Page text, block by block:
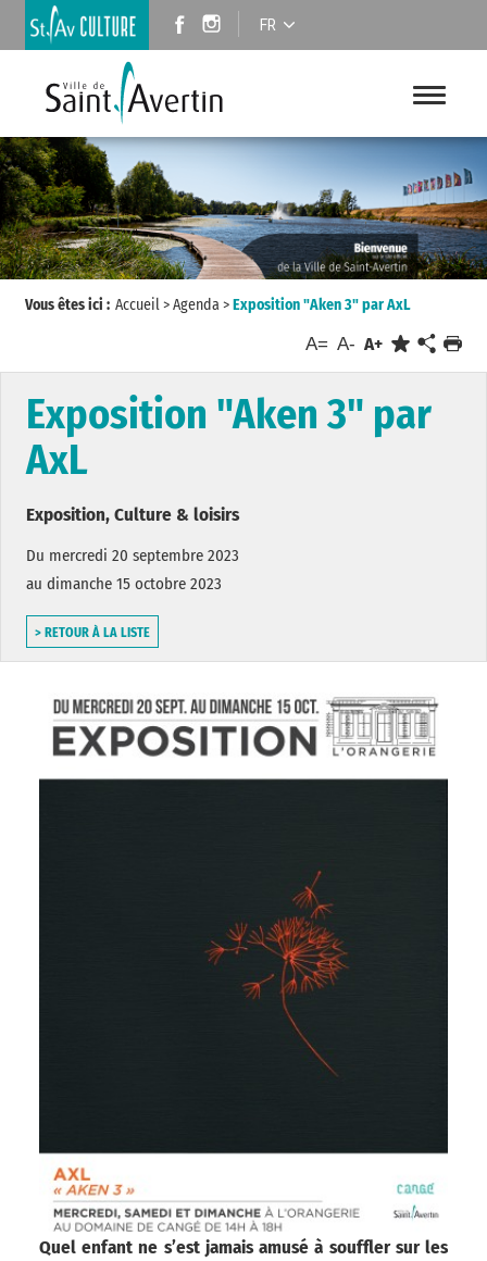
FR
Vous êtes ici : Accueil>Agenda>Exposition "Aken 3" par AxL
A= A- A+
Exposition "Aken 3" par
AxL
Exposition, Culture & loisirs
Du mercredi 20 septembre 2023
au dimanche 15 octobre 2023
> RETOUR À LA LISTE
Quel enfant ne s’est jamais amusé à souffler sur les